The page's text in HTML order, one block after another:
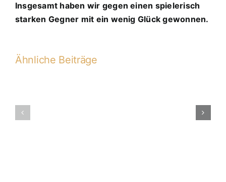
Insgesamt haben wir gegen einen spielerisch
starken Gegner mit ein wenig Glück gewonnen.
Ähnliche Beiträge